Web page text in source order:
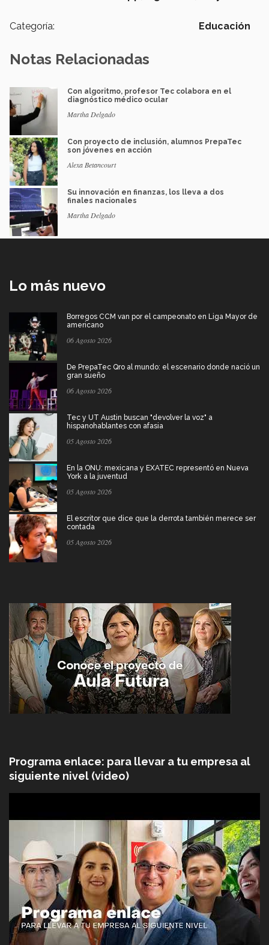
Categoría: Educación
Notas Relacionadas
Con algoritmo, profesor Tec colabora en el
diagnóstico médico ocular
Martha Delgado
Con proyecto de inclusión, alumnos PrepaTec
son jóvenes en acción
Alexa Betancourt
Su innovación en finanzas, los lleva a dos
finales nacionales
Martha Delgado
Lo más nuevo
Borregos CCM van por el campeonato en Liga Mayor de
americano
06 Agosto 2026
De PrepaTec Qro al mundo: el escenario donde nació un
gran sueño
06 Agosto 2026
Tec y UT Austin buscan "devolver la voz" a
hispanohablantes con afasia
05 Agosto 2026
En la ONU: mexicana y EXATEC representó en Nueva
York a la juventud
05 Agosto 2026
El escritor que dice que la derrota también merece ser
contada
05 Agosto 2026
Programa enlace: para llevar a tu empresa al
siguiente nivel (video)